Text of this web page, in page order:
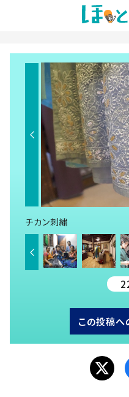
チカン刺繍
この投稿へ